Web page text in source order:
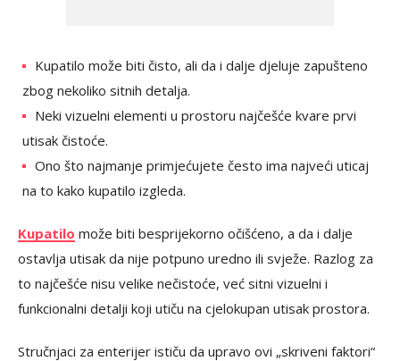
Kupatilo može biti čisto, ali da i dalje djeluje zapušteno
zbog nekoliko sitnih detalja.
Neki vizuelni elementi u prostoru najčešće kvare prvi
utisak čistoće.
Ono što najmanje primjećujete često ima najveći uticaj
na to kako kupatilo izgleda.
Kupatilo može biti besprijekorno očišćeno, a da i dalje
ostavlja utisak da nije potpuno uredno ili svježe. Razlog za
to najčešće nisu velike nečistoće, već sitni vizuelni i
funkcionalni detalji koji utiču na cjelokupan utisak prostora.
Stručnjaci za enterijer ističu da upravo ovi „skriveni faktori“